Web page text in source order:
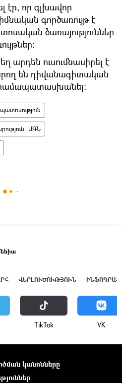
էր, որ գլխավոր
գործառույթ է
ծառայություններ
արդեն ուսումնասիրել է
են դիվանագիտական
համապատասխանել։
ԱԳՆ
ՎԵՐԼՈՒԾՈՒԹՅՈՒՆ
ТikТоk VK
կանոնները